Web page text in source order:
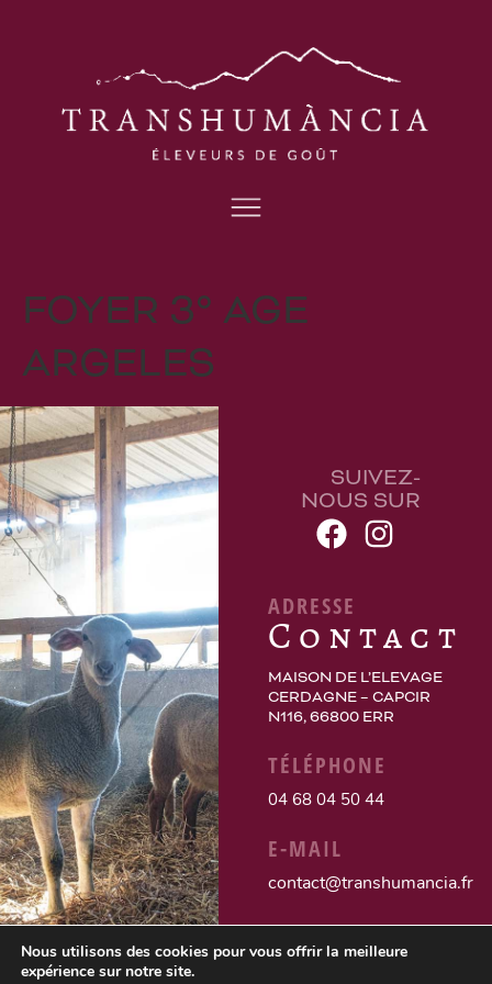
FOYER 3° AGE
ARGELES
SUIVEZ-
NOUS SUR
ADRESSE
Contact
MAISON DE L’ELEVAGE
CERDAGNE – CAPCIR
N116, 66800 ERR
TÉLÉPHONE
04 68 04 50 44
E-MAIL
contact@transhumancia.fr
Nous utilisons des cookies pour vous offrir la meilleure
expérience sur notre site.